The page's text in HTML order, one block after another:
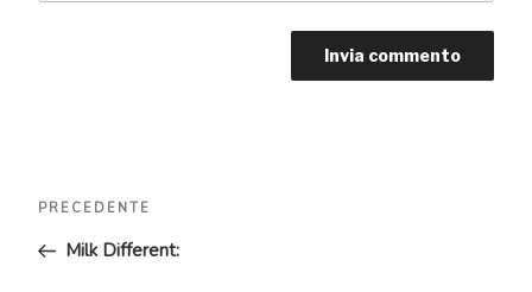
Articolo
precedente:
PRECEDENTE
Milk Different: